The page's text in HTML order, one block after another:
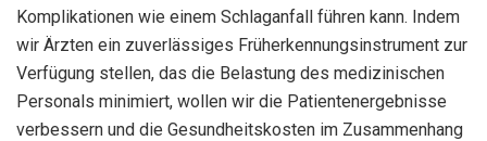
Komplikationen wie einem Schlaganfall führen kann. Indem
wir Ärzten ein zuverlässiges Früherkennungsinstrument zur
Verfügung stellen, das die Belastung des medizinischen
Personals minimiert, wollen wir die Patientenergebnisse
verbessern und die Gesundheitskosten im Zusammenhang